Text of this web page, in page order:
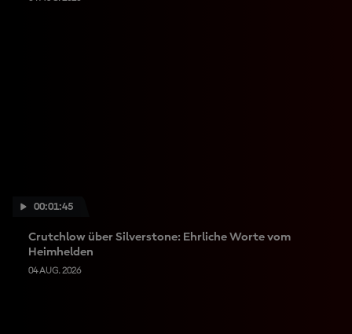
00:01:45
Crutchlow über Silverstone: Ehrliche Worte vom
Heimhelden
04 AUG. 2026